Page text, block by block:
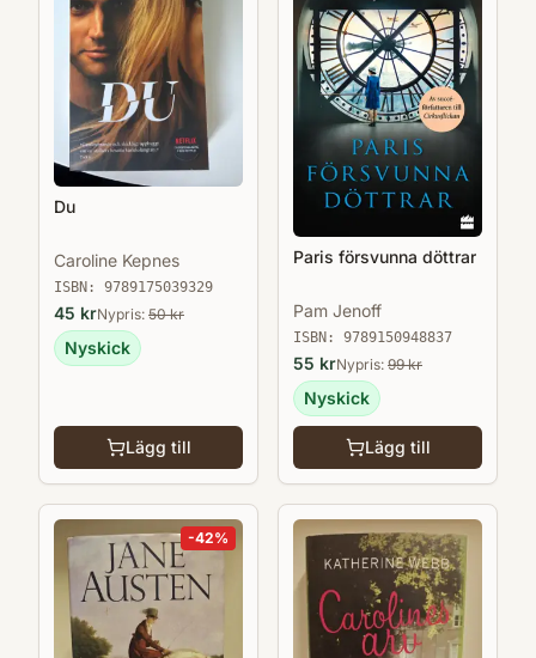
Du
Caroline Kepnes
ISBN: 9789175039329
45 krNypris: 50kr
Nyskick
Lägg till
Paris försvunna döttrar
Pam Jenoff
ISBN: 9789150948837
55 krNypris: 99kr
Nyskick
Lägg till
-42%